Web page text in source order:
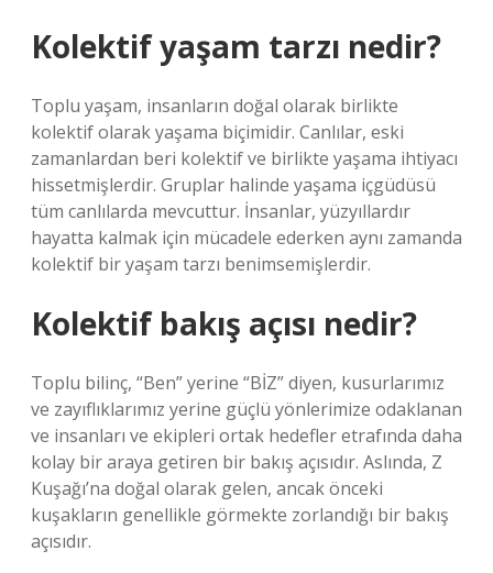
Kolektif yaşam tarzı nedir?
Toplu yaşam, insanların doğal olarak birlikte
kolektif olarak yaşama biçimidir. Canlılar, eski
zamanlardan beri kolektif ve birlikte yaşama ihtiyacı
hissetmişlerdir. Gruplar halinde yaşama içgüdüsü
tüm canlılarda mevcuttur. İnsanlar, yüzyıllardır
hayatta kalmak için mücadele ederken aynı zamanda
kolektif bir yaşam tarzı benimsemişlerdir.
Kolektif bakış açısı nedir?
Toplu bilinç, “Ben” yerine “BİZ” diyen, kusurlarımız
ve zayıflıklarımız yerine güçlü yönlerimize odaklanan
ve insanları ve ekipleri ortak hedefler etrafında daha
kolay bir araya getiren bir bakış açısıdır. Aslında, Z
Kuşağı’na doğal olarak gelen, ancak önceki
kuşakların genellikle görmekte zorlandığı bir bakış
açısıdır.